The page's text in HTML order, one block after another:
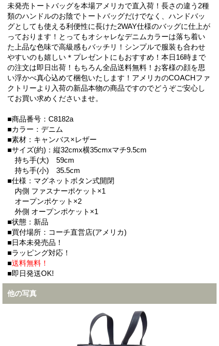
未発売トートバッグを本場アメリカで直入荷！長さの違う2種
類のハンドルのお陰でトートバッグだけでなく、ハンドバッ
グとしても使える利便性に長けた2WAY仕様のバッグに仕上が
っております！とってもオシャレなデニムカラーは落ち着い
た上品な色味で高級感もバッチリ！シンプルで服装も合わせ
やすいのも嬉しい＊プレゼントにもおすすめ！本日16時まで
の注文は即日出荷！もちろん全品送料無料！お客様の顔を思
い浮かべ真心込めて梱包いたします！アメリカのCOACHファ
クトリーより入荷の新品本物の商品ですのでどうぞご安心し
てお買い求めくださいませ。
■商品番号：C8182a
■カラー：デニム
■素材：キャンバス×レザー
■サイズ(約)：縦32cmx横35cmxマチ9.5cm
持ち手(大) 59cm
持ち手(小) 35.5cm
■仕様：マグネットボタン式開閉
内側 ファスナーポケット×1
オープンポケット×2
外側 オープンポケット×1
■状態：新品
■買付場所：コーチ直営店(アメリカ)
■日本未発売品！
■ラッピング対応！
■送料無料！
■即日発送OK!
他の写真